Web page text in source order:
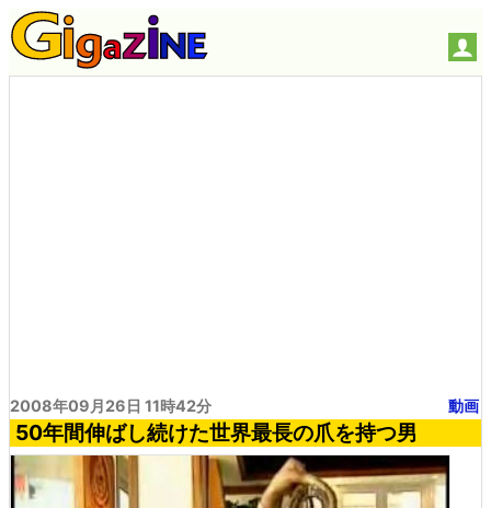
2008年09月26日 11時42分 動画
50年間伸ばし続けた世界最長の爪を持つ男